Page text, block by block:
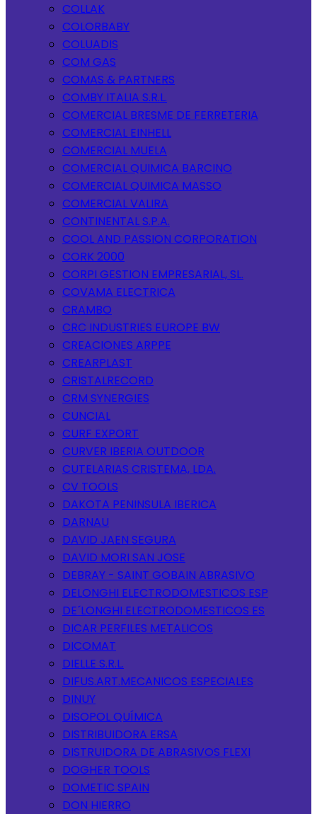
COLLAK
COLORBABY
COLUADIS
COM GAS
COMAS & PARTNERS
COMBY ITALIA S.R.L.
COMERCIAL BRESME DE FERRETERIA
COMERCIAL EINHELL
COMERCIAL MUELA
COMERCIAL QUIMICA BARCINO
COMERCIAL QUIMICA MASSO
COMERCIAL VALIRA
CONTINENTAL S.P.A.
COOL AND PASSION CORPORATION
CORK 2000
CORPI GESTION EMPRESARIAL, SL.
COVAMA ELECTRICA
CRAMBO
CRC INDUSTRIES EUROPE BW
CREACIONES ARPPE
CREARPLAST
CRISTALRECORD
CRM SYNERGIES
CUNCIAL
CURF EXPORT
CURVER IBERIA OUTDOOR
CUTELARIAS CRISTEMA, LDA.
CV TOOLS
DAKOTA PENINSULA IBERICA
DARNAU
DAVID JAEN SEGURA
DAVID MORI SAN JOSE
DEBRAY - SAINT GOBAIN ABRASIVO
DELONGHI ELECTRODOMESTICOS ESP
DE´LONGHI ELECTRODOMESTICOS ES
DICAR PERFILES METALICOS
DICOMAT
DIELLE S.R.L.
DIFUS.ART.MECANICOS ESPECIALES
DINUY
DISOPOL QUÍMICA
DISTRIBUIDORA ERSA
DISTRUIDORA DE ABRASIVOS FLEXI
DOGHER TOOLS
DOMETIC SPAIN
DON HIERRO